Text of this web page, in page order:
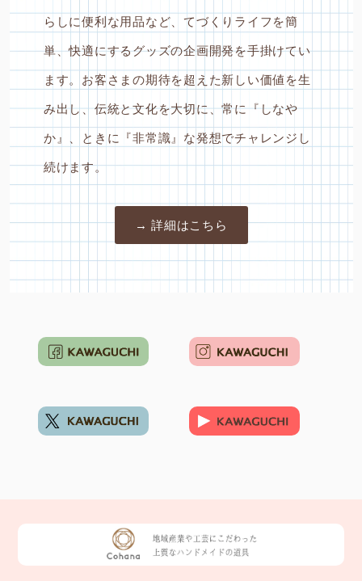
らしに便利な用品など、てづくりライフを簡
単、快適にするグッズの企画開発を手掛けてい
ます。お客さまの期待を超えた新しい価値を生
み出し、伝統と文化を大切に、常に『しなや
か』、ときに『非常識』な発想でチャレンジし
続けます。
→ 詳細はこちら